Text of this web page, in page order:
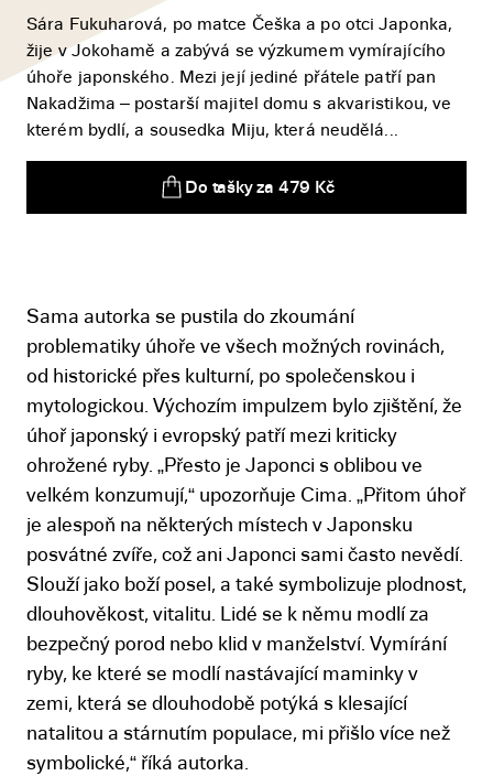
Sára Fukuharová, po matce Češka a po otci Japonka,
žije v Jokohamě a zabývá se výzkumem vymírajícího
úhoře japonského. Mezi její jediné přátele patří pan
Nakadžima – postarší majitel domu s akvaristikou, ve
kterém bydlí, a sousedka Miju, která neudělá...
Do tašky za 479 Kč
Sama autorka se pustila do zkoumání
problematiky úhoře ve všech možných rovinách,
od historické přes kulturní, po společenskou i
mytologickou. Výchozím impulzem bylo zjištění, že
úhoř japonský i evropský patří mezi kriticky
ohrožené ryby. „Přesto je Japonci s oblibou ve
velkém konzumují,“ upozorňuje Cima. „Přitom úhoř
je alespoň na některých místech v Japonsku
posvátné zvíře, což ani Japonci sami často nevědí.
Slouží jako boží posel, a také symbolizuje plodnost,
dlouhověkost, vitalitu. Lidé se k němu modlí za
bezpečný porod nebo klid v manželství. Vymírání
ryby, ke které se modlí nastávající maminky v
zemi, která se dlouhodobě potýká s klesající
natalitou a stárnutím populace, mi přišlo více než
symbolické,“ říká autorka.